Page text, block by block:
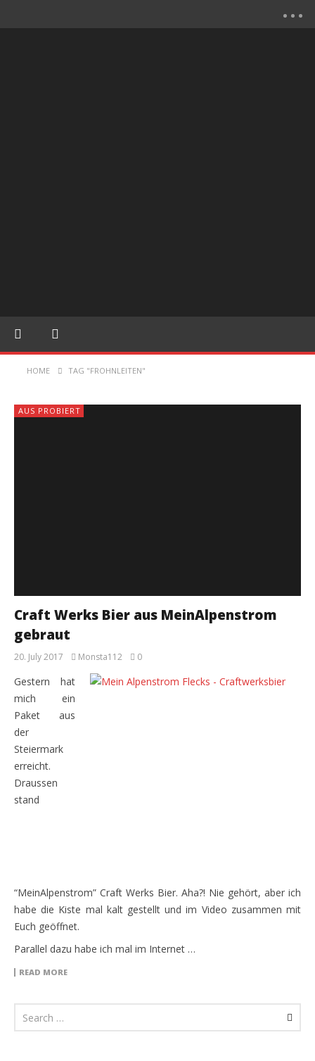
HOME TAG "FROHNLEITEN"
AUS PROBIERT
Craft Werks Bier aus MeinAlpenstrom
gebraut
20. July 2017 Monsta112 0
Gestern hat
mich ein
Paket aus
der
Steiermark
erreicht.
Draussen
stand
“MeinAlpenstrom” Craft Werks Bier. Aha?! Nie gehört, aber ich
habe die Kiste mal kalt gestellt und im Video zusammen mit
Euch geöffnet.
Parallel dazu habe ich mal im Internet …
READ MORE